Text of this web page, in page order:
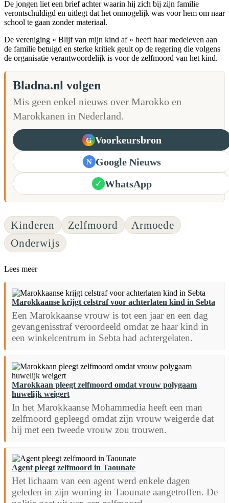
De jongen liet een brief achter waarin hij zich bij zijn familie
verontschuldigd en uitlegt dat het onmogelijk was voor hem om naar
school te gaan zonder materiaal.
De vereniging « Blijf van mijn kind af » heeft haar medeleven aan
de familie betuigd en sterke kritiek geuit op de regering die volgens
de organisatie verantwoordelijk is voor de zelfmoord van het kind.
Bladna.nl volgen
Mis geen enkel nieuws over Marokko en
Marokkanen in Nederland.
G Voorkeursbron
N Google Nieuws
✓ WhatsApp
Kinderen Zelfmoord
Armoede
Onderwijs
Lees meer
Marokkaanse krijgt celstraf voor achterlaten kind in Sebta
Een Marokkaanse vrouw is tot een jaar en een dag
gevangenisstraf veroordeeld omdat ze haar kind in
een winkelcentrum in Sebta had achtergelaten.
Marokkaan pleegt zelfmoord omdat vrouw polygaam
huwelijk weigert
In het Marokkaanse Mohammedia heeft een man
zelfmoord gepleegd omdat zijn vrouw weigerde dat
hij met een tweede vrouw zou trouwen.
Agent pleegt zelfmoord in Taounate
Het lichaam van een agent werd enkele dagen
geleden in zijn woning in Taounate aangetroffen. De